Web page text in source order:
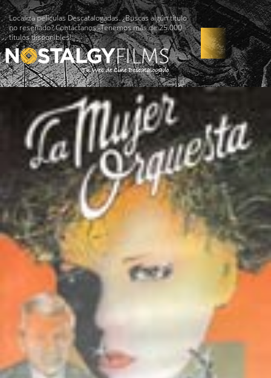
Localiza películas Descatalogadas. ¿Buscas algún título
no reseñado? Contáctanos -Tenemos más de 25.000
títulos disponibles!